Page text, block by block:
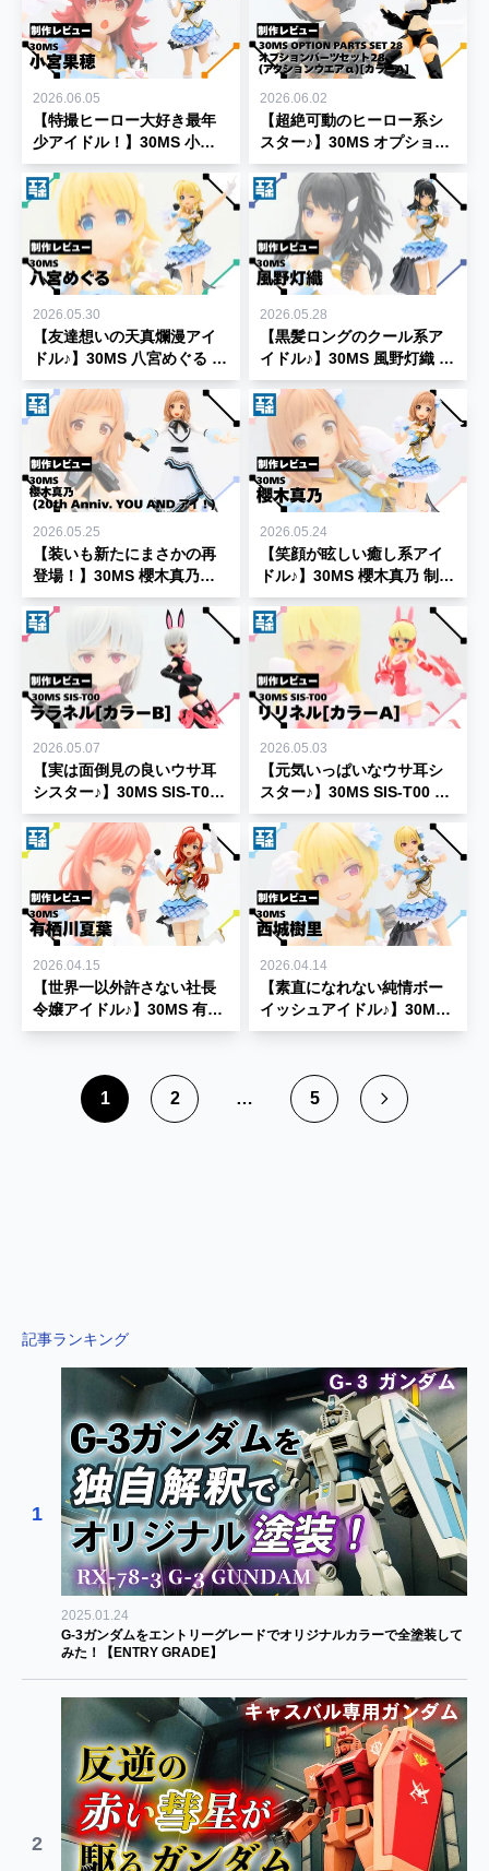
SISTERS】
2026.06.05
【特撮ヒーロー大好き最年
少アイドル！】30MS 小宮
果穂 制作レビュー★【30
MINUTES SISTERS】
2026.06.02
【超絶可動のヒーロー系シ
スター♪】30MS オプション
パーツセット28(アクション
ウエアα)[カラーA] 制作レビ
ュー★【30 MINUTES
SISTERS】
2026.05.30
【友達想いの天真爛漫アイ
ドル♪】30MS 八宮めぐる 制
作レビュー★【30 MINUTES
SISTERS】
2026.05.28
【黒髪ロングのクール系ア
イドル♪】30MS 風野灯織 制
作レビュー★【30 MINUTES
SISTERS】
2026.05.25
【装いも新たにまさかの再
登場！】30MS 櫻木真乃
(20th Anniv. YOU AND ア
イ！) 制作レビュー★【30
MINUTES SISTERS】
2026.05.24
【笑顔が眩しい癒し系アイ
ドル♪】30MS 櫻木真乃 制作
レビュー★【30 MINUTES
SISTERS】
2026.05.07
【実は面倒見の良いウサ耳
シスター♪】30MS SIS-T00
ララネル[カラーB]★【30
MINUTES SISTERS】
2026.05.03
【元気いっぱいなウサ耳シ
スター♪】30MS SIS-T00 リ
リネル[カラーA]★【30
MINUTES SISTERS】
2026.04.15
【世界一以外許さない社長
令嬢アイドル♪】30MS 有栖
川夏葉 制作レビュー★【30
2026.04.14
【素直になれない純情ボー
イッシュアイドル♪】30MS
西城樹里 制作レビュー
SISTERS】
1 2 … 5
記事ランキング
1
2025.01.24
G-3ガンダムをエントリーグレードでオリジナルカラーで全塗装して
みた！【ENTRY GRADE】
2